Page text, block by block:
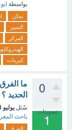
بواسطة
يمكن
التمييز
المركز
كبريتات
0
تصويتات
1
ما
الحديد
سُئل يوليو 18
باحث
الفرق